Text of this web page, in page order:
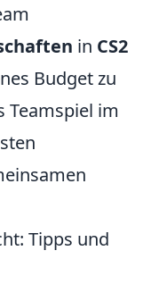
in CS2
Budget zu
Teamspiel im
Tipps und